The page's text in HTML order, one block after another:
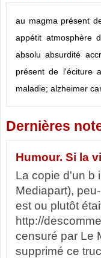
au magma présent
appétit atmosphère
absolu absurdité
présent de l'éciture
maladie; alzheimer
Dernières
Humour. Si la
La copie d'un b
Mediapart),
est ou plutôt
http://
censuré par Le
supprimé ce